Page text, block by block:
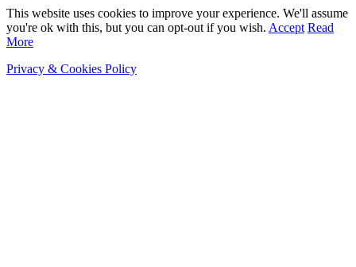
This website uses cookies to improve your experience. We'll assume
you're ok with this, but you can opt-out if you wish. Accept Read
More
Privacy & Cookies Policy